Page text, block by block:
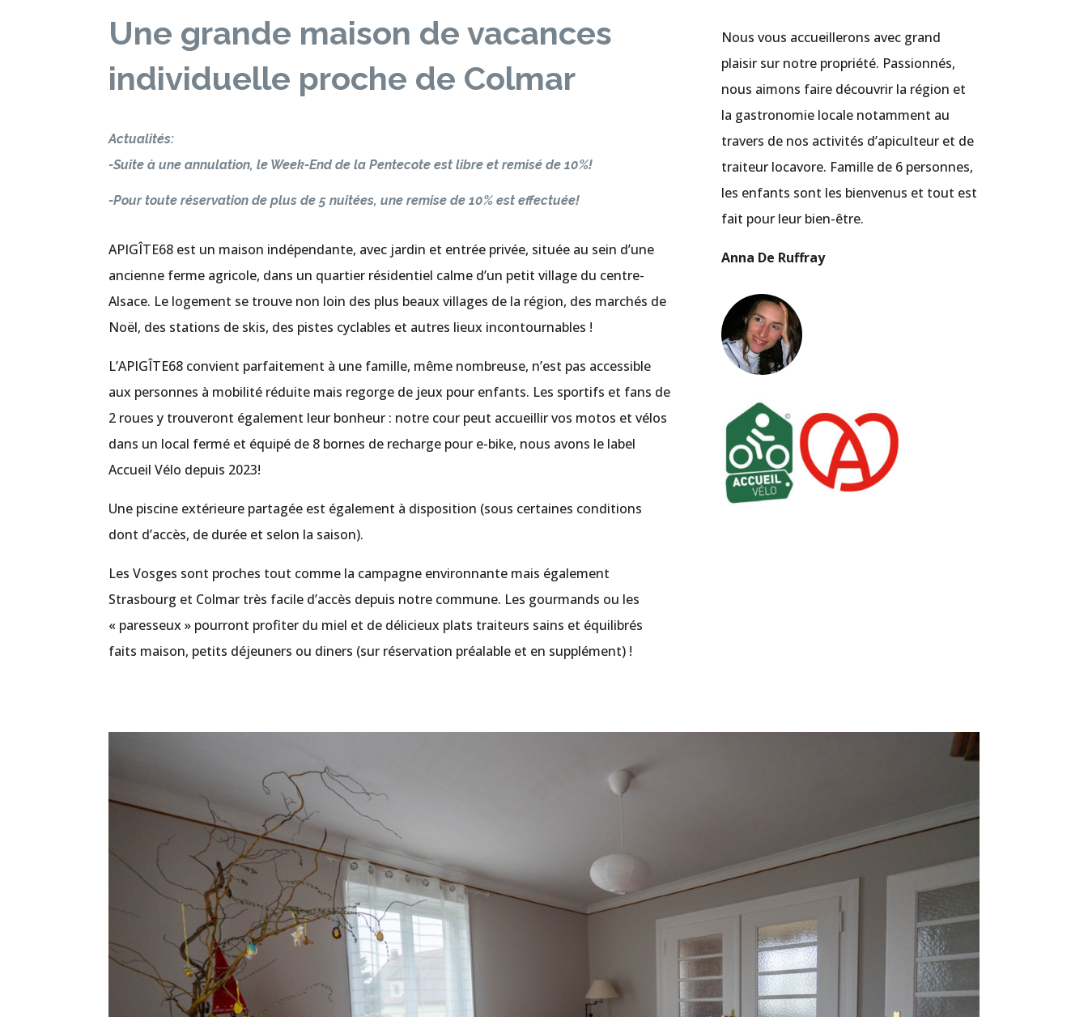
Une grande maison de vacances
individuelle proche de Colmar
Actualités:
-Suite à une annulation, le Week-End de la Pentecote est libre et remisé de 10%!
-Pour toute réservation de plus de 5 nuitées, une remise de 10% est effectuée!
APIGÎTE68 est un maison indépendante, avec jardin et entrée privée, située au sein d’une
ancienne ferme agricole, dans un quartier résidentiel calme d’un petit village du centre-
Alsace. Le logement se trouve non loin des plus beaux villages de la région, des marchés de
Noël, des stations de skis, des pistes cyclables et autres lieux incontournables !
L’APIGÎTE68 convient parfaitement à une famille, même nombreuse, n’est pas accessible
aux personnes à mobilité réduite mais regorge de jeux pour enfants. Les sportifs et fans de
2 roues y trouveront également leur bonheur : notre cour peut accueillir vos motos et vélos
dans un local fermé et équipé de 8 bornes de recharge pour e-bike, nous avons le label
Accueil Vélo depuis 2023!
Une piscine extérieure partagée est également à disposition (sous certaines conditions
dont d’accès, de durée et selon la saison).
Les Vosges sont proches tout comme la campagne environnante mais également
Strasbourg et Colmar très facile d’accès depuis notre commune. Les gourmands ou les
« paresseux » pourront profiter du miel et de délicieux plats traiteurs sains et équilibrés
faits maison, petits déjeuners ou diners (sur réservation préalable et en supplément) !
Nous vous accueillerons avec grand
plaisir sur notre propriété. Passionnés,
nous aimons faire découvrir la région et
la gastronomie locale notamment au
travers de nos activités d’apiculteur et de
traiteur locavore. Famille de 6 personnes,
les enfants sont les bienvenus et tout est
fait pour leur bien-être.
Anna De Ruffray